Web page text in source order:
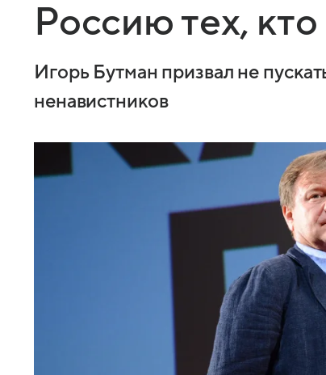
Россию тех,
Игорь Бутман призвал не
ненавистников